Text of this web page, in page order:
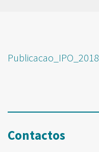
Contactos